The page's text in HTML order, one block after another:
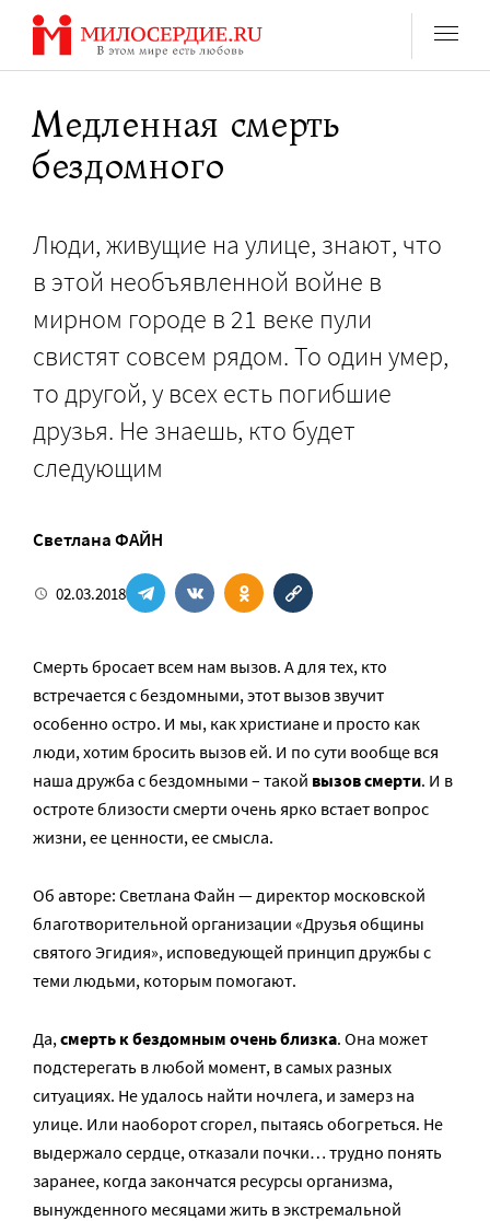
Перейти
содержанию
Медленная смерть
бездомного
Люди, живущие на улице, знают, что
в этой необъявленной войне в
мирном городе в 21 веке пули
свистят совсем рядом. То один умер,
то другой, у всех есть погибшие
друзья. Не знаешь, кто будет
следующим
Светлана ФАЙН
02.03.2018
Смерть бросает всем нам вызов. А для тех, кто
встречается с бездомными, этот вызов звучит
особенно остро. И мы, как христиане и просто как
люди, хотим бросить вызов ей. И по сути вообще вся
наша дружба с бездомными – такой вызов смерти. И в
остроте близости смерти очень ярко встает вопрос
жизни, ее ценности, ее смысла.
Об авторе: Светлана Файн — директор московской
благотворительной организации «Друзья общины
святого Эгидия», исповедующей принцип дружбы с
теми людьми, которым помогают.
Да,смерть к бездомным очень близка. Она может
подстерегать в любой момент, в самых разных
ситуациях. Не удалось найти ночлега, и замерз на
улице. Или наоборот сгорел, пытаясь обогреться. Не
выдержало сердце, отказали почки… трудно понять
заранее, когда закончатся ресурсы организма,
вынужденного месяцами жить в экстремальной